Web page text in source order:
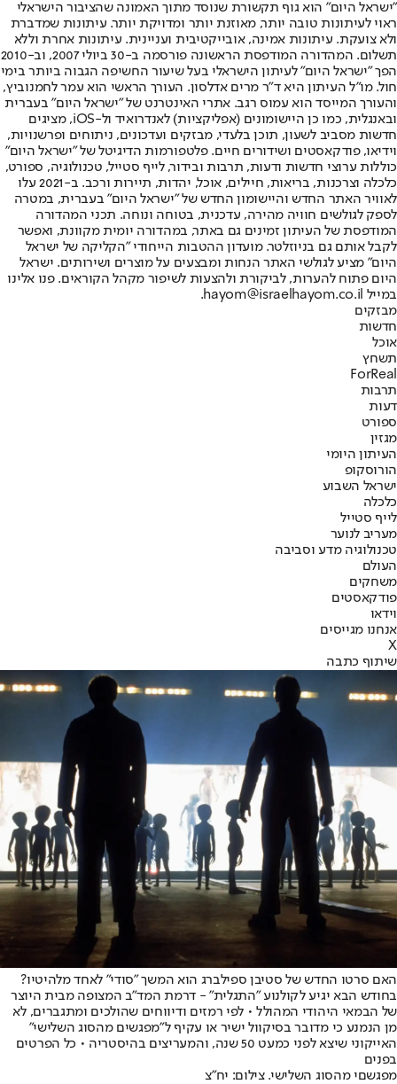
"ישראל היום" הוא גוף תקשורת שנוסד מתוך האמונה שהציבור הישראלי
ראוי לעיתונות טובה יותר, מאוזנת יותר ומדויקת יותר. עיתונות שמדברת
ולא צועקת. עיתונות אמינה, אובייקטיבית ועניינית. עיתונות אחרת וללא
תשלום. המהדורה המודפסת הראשונה פורסמה ב-30 ביולי 2007, וב-2010
הפך "ישראל היום" לעיתון הישראלי בעל שיעור החשיפה הגבוה ביותר בימי
חול. מו"ל העיתון היא ד"ר מרים אדלסון. העורך הראשי הוא עמר לחמנוביץ,
והעורך המייסד הוא עמוס רגב. אתרי האינטרנט של "ישראל היום" בעברית
ובאנגלית, כמו כן היישומונים (אפליקציות) לאנדרואיד ול-iOS, מציגים
חדשות מסביב לשעון, תוכן בלעדי, מבזקים ועדכונים, ניתוחים ופרשנויות,
וידיאו, פודקאסטים ושידורים חיים. פלטפורמות הדיגיטל של "ישראל היום"
כוללות ערוצי חדשות ודעות, תרבות ובידור, לייף סטייל, טכנולוגיה, ספורט,
כלכלה וצרכנות, בריאות, חיילים, אוכל, יהדות, תיירות ורכב. ב-2021 עלו
לאוויר האתר החדש והיישומון החדש של "ישראל היום" בעברית, במטרה
לספק לגולשים חוויה מהירה, עדכנית, בטוחה ונוחה. תכני המהדורה
המודפסת של העיתון זמינים גם באתר, במהדורה יומית מקוונת, ואפשר
לקבל אותם גם בניוזלטר. מועדון ההטבות הייחודי "הקליקה של ישראל
היום" מציע לגולשי האתר הנחות ומבצעים על מוצרים ושירותים. ישראל
היום פתוח להערות, לביקורת ולהצעות לשיפור מקהל הקוראים. פנו אלינו
במייל hayom@israelhayom.co.il.
מבזקים
חדשות
אוכל
תשחץ
ForReal
תרבות
דעות
ספורט
מגזין
העיתון היומי
הורוסקופ
ישראל השבוע
כלכלה
לייף סטייל
מעריב לנוער
טכנולוגיה מדע וסביבה
העולם
משחקים
פודקאסטים
וידאו
אנחנו מגייסים
X
שיתוף כתבה
האם סרטו החדש של סטיבן ספילברג הוא המשך "סודי" לאחד מלהיטיו?
בחודש הבא יגיע לקולנוע "התגלית" - דרמת המד"ב המצופה מבית היוצר
של הבמאי היהודי המהולל • לפי רמזים ודיווחים שהולכים ומתגברים, לא
מן הנמנע כי מדובר בסיקוול ישיר או עקיף ל"מפגשים מהסוג השלישי"
האייקוני שיצא לפני כמעט 50 שנה, והמעריצים בהיסטריה • כל הפרטים
בפנים
מפגשםי מהסוג השלישי. צילום: יח"צ